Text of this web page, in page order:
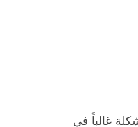
غالباً في